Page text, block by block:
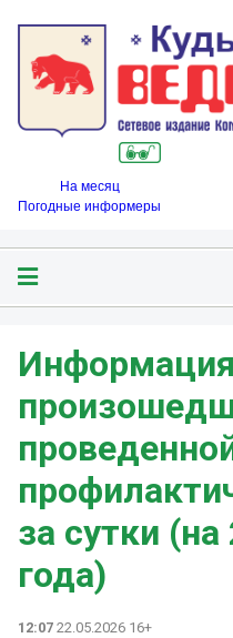
На месяц
Погодные информеры
за сутки
года)
12:07 22.05.2026 16+